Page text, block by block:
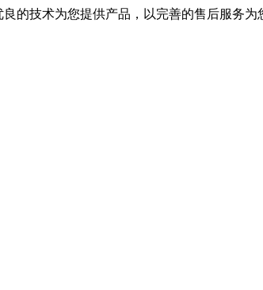
们以优良的技术为您提供产品，以完